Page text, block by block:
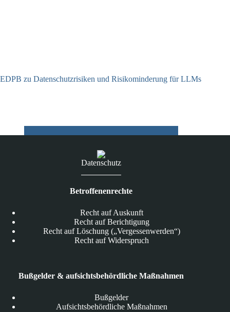
EDPB zu Datenschutzrisiken und Risikominderung für LLMs
Datenschutz
Betroffenenrechte
Recht auf Auskunft
Recht auf Berichtigung
Recht auf Löschung („Vergessenwerden“)
Recht auf Widerspruch
Bußgelder & aufsichtsbehördliche Maßnahmen
Bußgelder
Aufsichtsbehördliche Maßnahmen